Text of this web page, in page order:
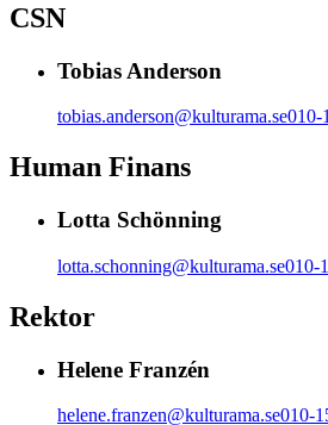
CSN
Tobias Anderson
tobias.anderson@kulturama.se010-
Human Finans
Lotta Schönning
lotta.schonning@kulturama.se010-
Rektor
Helene Franzén
helene.franzen@kulturama.se010-